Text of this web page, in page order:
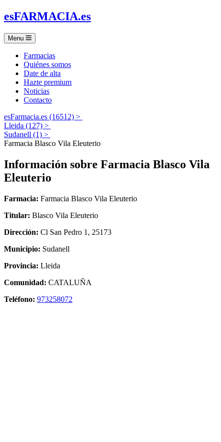
esFARMACIA.es
Menu
Farmacias
Quiénes somos
Date de alta
Hazte premium
Noticias
Contacto
esFarmacia.es (16512) >
Lleida (127) >
Sudanell (1) >
Farmacia Blasco Vila Eleuterio
Información sobre Farmacia Blasco Vila
Eleuterio
Farmacia: Farmacia Blasco Vila Eleuterio
Titular: Blasco Vila Eleuterio
Dirección: Cl San Pedro 1, 25173
Municipio: Sudanell
Provincia: Lleida
Comunidad: CATALUÑA
Teléfono: 973258072